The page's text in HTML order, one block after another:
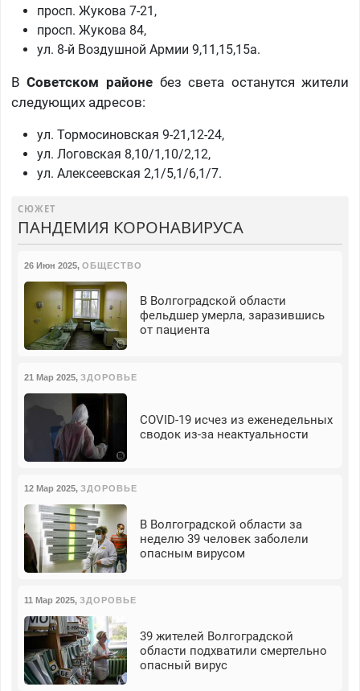
просп. Жукова 7-21,
просп. Жукова 84,
ул. 8-й Воздушной Армии 9,11,15,15а.
ВСоветском районебез света останутся жители
следующих адресов:
ул. Тормосиновская 9-21,12-24,
ул. Логовская 8,10/1,10/2,12,
ул. Алексеевская 2,1/5,1/6,1/7.
СЮЖЕТ
ПАНДЕМИЯ КОРОНАВИРУСА
26 Июн 2025, ОБЩЕСТВО
В Волгоградской области
фельдшер умерла, заразившись
от пациента
21 Мар 2025, ЗДОРОВЬЕ
COVID-19 исчез из еженедельных
сводок из-за неактуальности
12 Мар 2025, ЗДОРОВЬЕ
В Волгоградской области за
неделю 39 человек заболели
опасным вирусом
11 Мар 2025, ЗДОРОВЬЕ
39 жителей Волгоградской
области подхватили смертельно
опасный вирус